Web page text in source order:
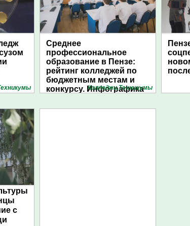
Среднее
профессиональное
образование в Пензе:
рейтинг колледжей по
бюджетным местам и
конкурсу. Инфографика
Колледжи,Техникумы
с